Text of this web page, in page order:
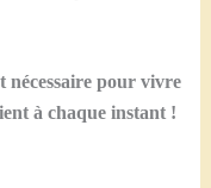
nécessaire pour vivre
à chaque instant !